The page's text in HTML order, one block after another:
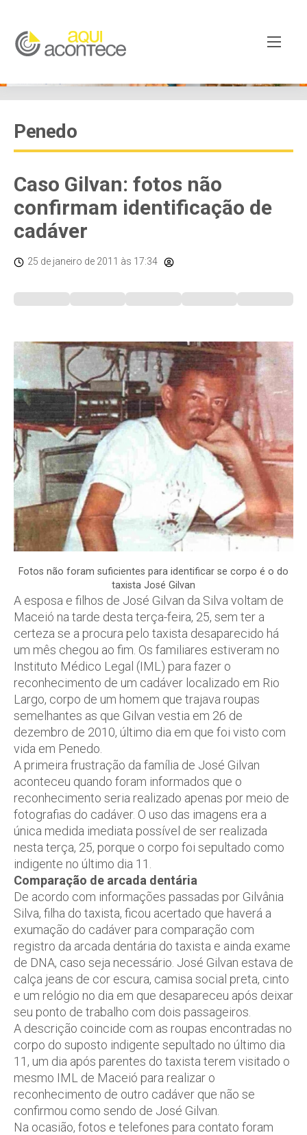
Penedo
Caso Gilvan: fotos não
confirmam identificação de
cadáver
25 de janeiro de 2011 às 17:34
Fotos não foram suficientes para identificar se corpo é o do
taxista José Gilvan
A esposa e filhos de José Gilvan da Silva voltam de
Maceió na tarde desta terça-feira, 25, sem ter a
certeza se a procura pelo taxista desaparecido há
um mês chegou ao fim. Os familiares estiveram no
Instituto Médico Legal (IML) para fazer o
reconhecimento de um cadáver localizado em Rio
Largo, corpo de um homem que trajava roupas
semelhantes as que Gilvan vestia em 26 de
dezembro de 2010, último dia em que foi visto com
vida em Penedo.
A primeira frustração da família de José Gilvan
aconteceu quando foram informados que o
reconhecimento seria realizado apenas por meio de
fotografias do cadáver. O uso das imagens era a
única medida imediata possível de ser realizada
nesta terça, 25, porque o corpo foi sepultado como
indigente no último dia 11.
Comparação de arcada dentária
De acordo com informações passadas por Gilvânia
Silva, filha do taxista, ficou acertado que haverá a
exumação do cadáver para comparação com
registro da arcada dentária do taxista e ainda exame
de DNA, caso seja necessário. José Gilvan estava de
calça jeans de cor escura, camisa social preta, cinto
e um relógio no dia em que desapareceu após deixar
seu ponto de trabalho com dois passageiros.
A descrição coincide com as roupas encontradas no
corpo do suposto indigente sepultado no último dia
11, um dia após parentes do taxista terem visitado o
mesmo IML de Maceió para realizar o
reconhecimento de outro cadáver que não se
confirmou como sendo de José Gilvan.
Na ocasião, fotos e telefones para contato foram